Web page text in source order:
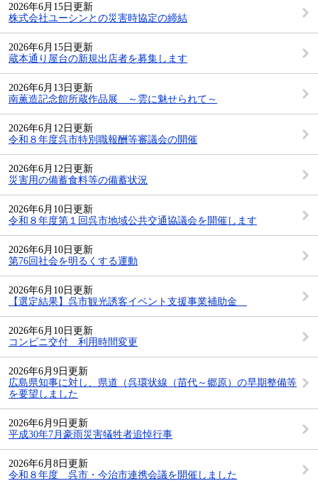
2026年6月15日更新
株式会社ユーシンとの災害時協定の締結
2026年6月15日更新
蔵本通り屋台の新規出店者を募集します
2026年6月13日更新
南薫造記念館所蔵作品展 ～雲に魅せられて～
2026年6月12日更新
令和８年度呉市特別職報酬等審議会の開催
2026年6月12日更新
災害用の備蓄食料等の備蓄状況
2026年6月10日更新
令和８年度第１回呉市地域公共交通協議会を開催します
2026年6月10日更新
第76回社会を明るくする運動
2026年6月10日更新
【選定結果】呉市観光誘客イベント支援事業補助金
2026年6月10日更新
コンビニ交付 利用時間変更
2026年6月9日更新
広島県知事に対し、県道（呉環状線（苗代～郷原）の早期整備等
を要望しました
2026年6月9日更新
平成30年7月豪雨災害犠牲者追悼行事
2026年6月8日更新
令和８年度 呉市・今治市連携会議を開催しました